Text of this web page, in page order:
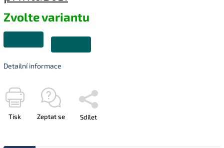
Zvolte variantu
Detailní informace
Tisk Zeptat se Sdílet